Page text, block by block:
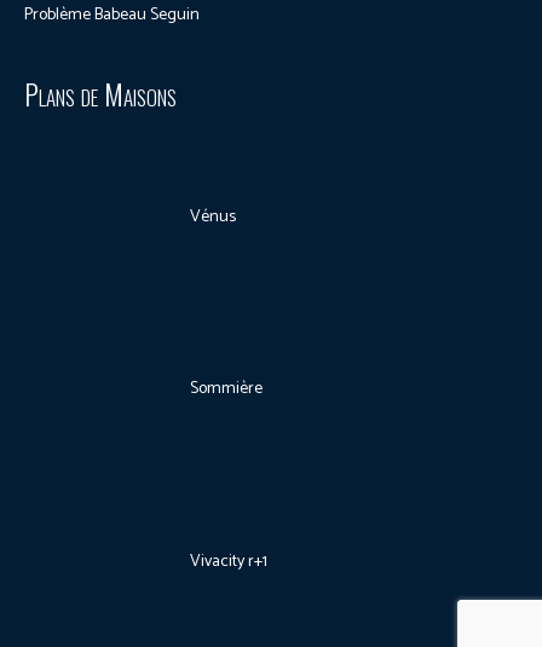
Problème Babeau Seguin
Plans de Maisons
Vénus
Sommière
Vivacity r+1